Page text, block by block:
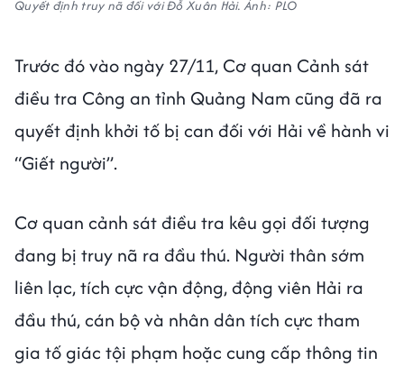
Quyết định truy nã đối với Đỗ Xuân Hải. Ảnh: PLO
Trước đó vào ngày 27/11, Cơ quan Cảnh sát
điều tra Công an tỉnh Quảng Nam cũng đã ra
quyết định khởi tố bị can đối với Hải về hành vi
“Giết người”.
Cơ quan cảnh sát điều tra kêu gọi đối tượng
đang bị truy nã ra đầu thú. Người thân sớm
liên lạc, tích cực vận động, động viên Hải ra
đầu thú, cán bộ và nhân dân tích cực tham
gia tố giác tội phạm hoặc cung cấp thông tin